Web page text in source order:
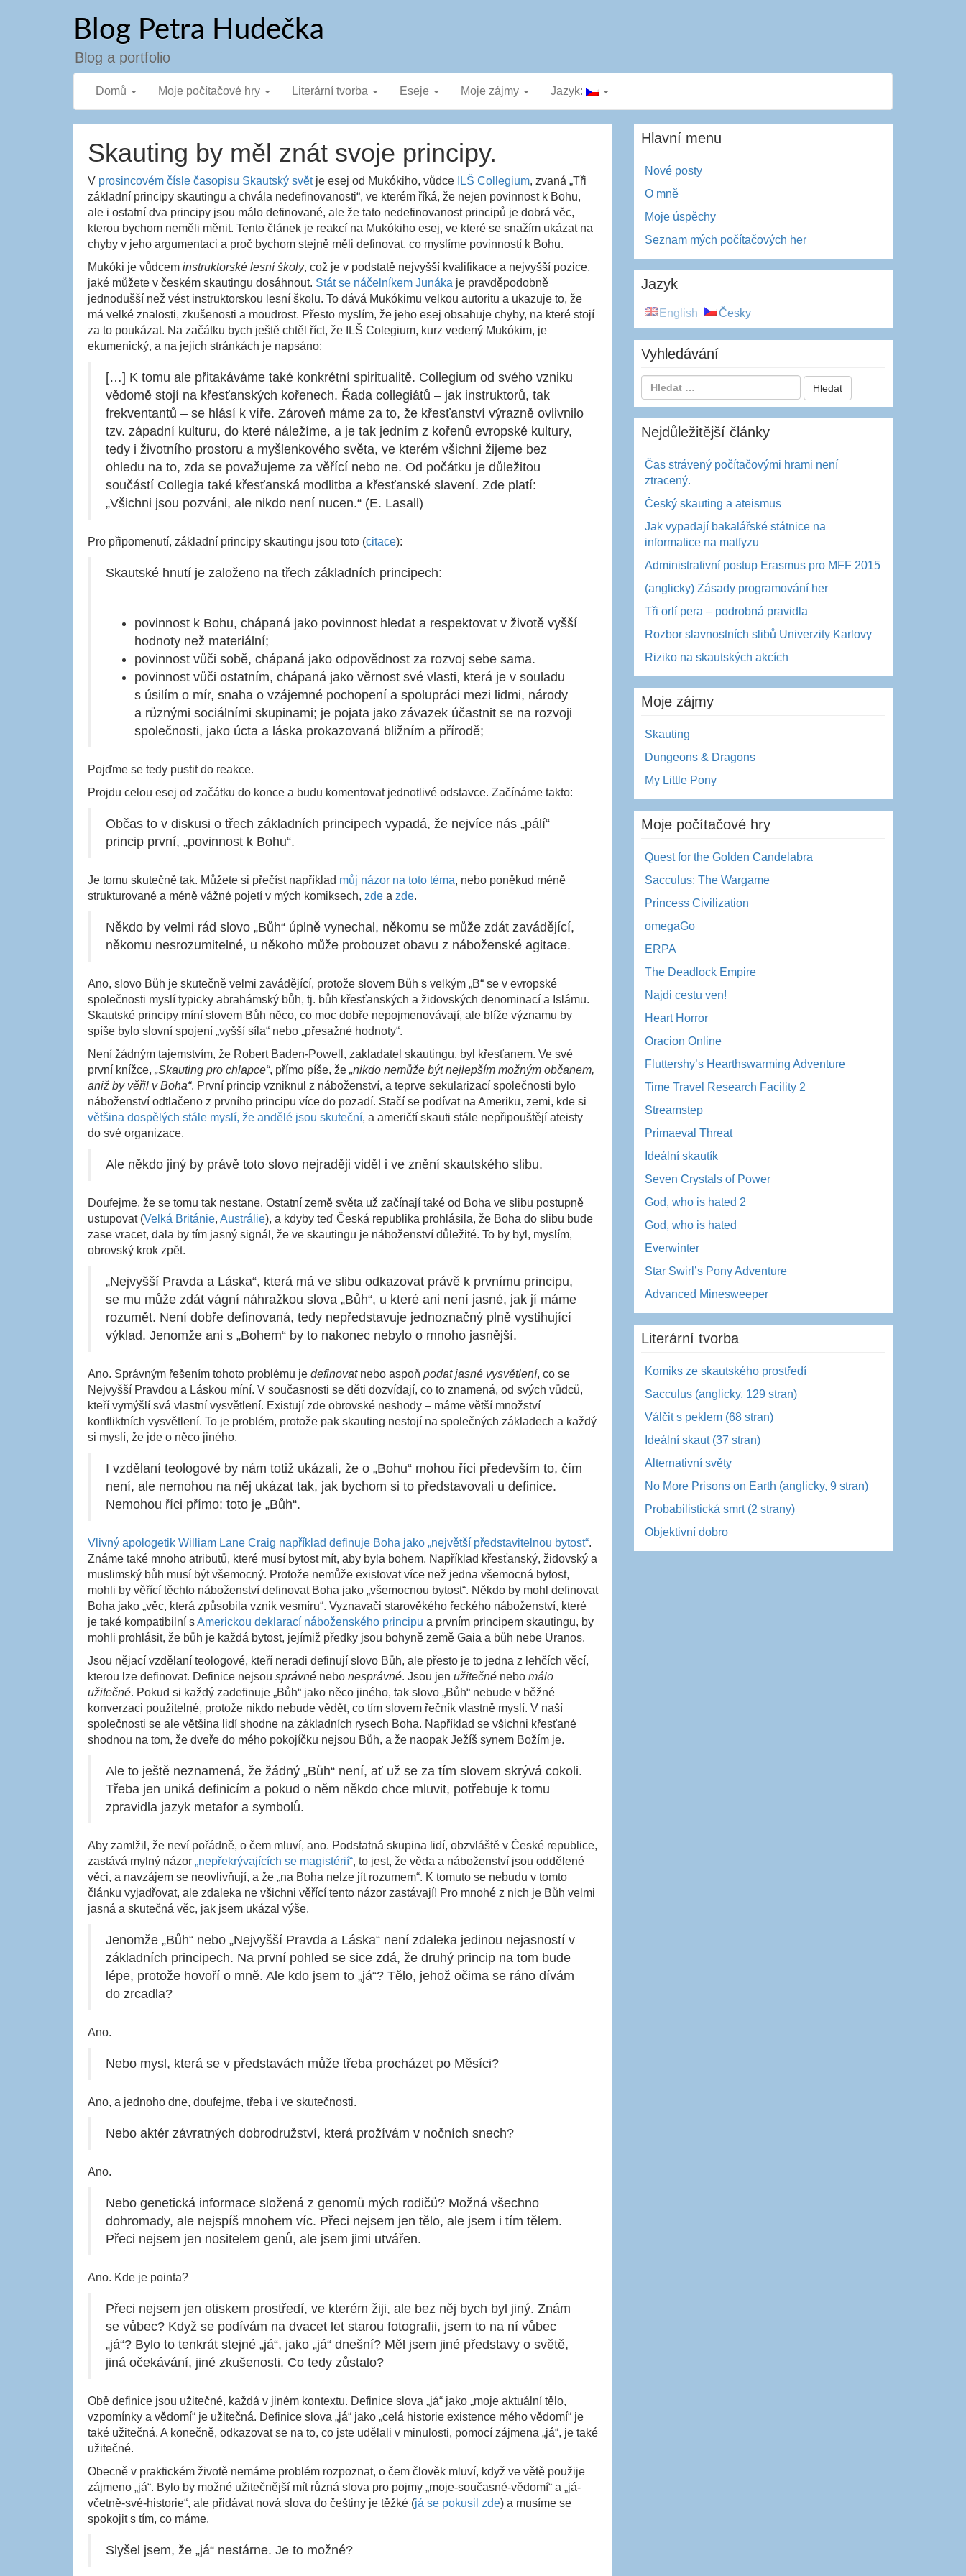
Blog Petra Hudečka
Blog a portfolio
Domů Moje počítačové hry Literární tvorba Eseje Moje zájmy Jazyk:
Skauting by měl znát svoje principy.
V prosincovém čísle časopisu Skautský světje esej od Mukókiho, vůdce ILŠ Collegium, zvaná „Tři
základní principy skautingu a chvála nedefinovanosti“, ve kterém říká, že nejen povinnost k Bohu,
ale i ostatní dva principy jsou málo definované, ale že tato nedefinovanost principů je dobrá věc,
kterou bychom neměli měnit. Tento článek je reakcí na Mukókiho esej, ve které se snažím ukázat na
chyby v jeho argumentaci a proč bychom stejně měli definovat, co myslíme povinností k Bohu.
Mukóki je vůdcem instruktorské lesní školy, což je v podstatě nejvyšší kvalifikace a nejvyšší pozice,
jaké můžete v českém skautingu dosáhnout. Stát se náčelníkem Junáka je pravděpodobně
jednodušší než vést instruktorskou lesní školu. To dává Mukókimu velkou autoritu a ukazuje to, že
má velké znalosti, zkušenosti a moudrost. Přesto myslím, že jeho esej obsahuje chyby, na které stojí
za to poukázat. Na začátku bych ještě chtěl říct, že ILŠ Colegium, kurz vedený Mukókim, je
ekumenický, a na jejich stránkách je napsáno:
[…] K tomu ale přitakáváme také konkrétní spiritualitě. Collegium od svého vzniku
vědomě stojí na křesťanských kořenech. Řada collegiátů – jak instruktorů, tak
frekventantů – se hlásí k víře. Zároveň máme za to, že křesťanství výrazně ovlivnilo
tzv. západní kulturu, do které náležíme, a je tak jedním z kořenů evropské kultury,
tedy i životního prostoru a myšlenkového světa, ve kterém všichni žijeme bez
ohledu na to, zda se považujeme za věřící nebo ne. Od počátku je důležitou
součástí Collegia také křesťanská modlitba a křesťanské slavení. Zde platí:
„Všichni jsou pozváni, ale nikdo není nucen.“ (E. Lasall)
Pro připomenutí, základní principy skautingu jsou toto (citace):
Skautské hnutí je založeno na třech základních principech:
povinnost k Bohu, chápaná jako povinnost hledat a respektovat v životě vyšší
hodnoty než materiální;
povinnost vůči sobě, chápaná jako odpovědnost za rozvoj sebe sama.
povinnost vůči ostatním, chápaná jako věrnost své vlasti, která je v souladu
s úsilím o mír, snaha o vzájemné pochopení a spolupráci mezi lidmi, národy
a různými sociálními skupinami; je pojata jako závazek účastnit se na rozvoji
společnosti, jako úcta a láska prokazovaná bližním a přírodě;
Pojďme se tedy pustit do reakce.
Projdu celou esej od začátku do konce a budu komentovat jednotlivé odstavce. Začínáme takto:
Občas to v diskusi o třech základních principech vypadá, že nejvíce nás „pálí“
princip první, „povinnost k Bohu“.
Je tomu skutečně tak. Můžete si přečíst například můj názor na toto téma, nebo poněkud méně
strukturované a méně vážné pojetí v mých komiksech, zde a zde.
Někdo by velmi rád slovo „Bůh“ úplně vynechal, někomu se může zdát zavádějící,
někomu nesrozumitelné, u někoho může probouzet obavu z náboženské agitace.
Ano, slovo Bůh je skutečně velmi zavádějící, protože slovem Bůh s velkým „B“ se v evropské
společnosti myslí typicky abrahámský bůh, tj. bůh křesťanských a židovských denominací a Islámu.
Skautské principy míní slovem Bůh něco, co moc dobře nepojmenovávají, ale blíže významu by
spíše bylo slovní spojení „vyšší síla“ nebo „přesažné hodnoty“.
Není žádným tajemstvím, že Robert Baden-Powell, zakladatel skautingu, byl křesťanem. Ve své
první knížce, „Skauting pro chlapce“, přímo píše, že „nikdo nemůže být nejlepším možným občanem,
aniž by věřil v Boha“. První princip vzniknul z náboženství, a teprve sekularizací společnosti bylo
náboženství odtlačeno z prvního principu více do pozadí. Stačí se podívat na Ameriku, zemi, kde si
většina dospělých stále myslí, že andělé jsou skuteční, a američtí skauti stále nepřipouštějí ateisty
do své organizace.
Ale někdo jiný by právě toto slovo nejraději viděl i ve znění skautského slibu.
Doufejme, že se tomu tak nestane. Ostatní země světa už začínají také od Boha ve slibu postupně
ustupovat (Velká Británie, Austrálie), a kdyby teď Česká republika prohlásila, že Boha do slibu bude
zase vracet, dala by tím jasný signál, že ve skautingu je náboženství důležité. To by byl, myslím,
obrovský krok zpět.
„Nejvyšší Pravda a Láska“, která má ve slibu odkazovat právě k prvnímu principu,
se mu může zdát vágní náhražkou slova „Bůh“, u které ani není jasné, jak jí máme
rozumět. Není dobře definovaná, tedy nepředstavuje jednoznačný plně vystihující
výklad. Jenomže ani s „Bohem“ by to nakonec nebylo o mnoho jasnější.
Ano. Správným řešením tohoto problému je definovatnebo aspoň podat jasné vysvětlení, co se
Nejvyšší Pravdou a Láskou míní. V současnosti se děti dozvídají, co to znamená, od svých vůdců,
kteří vymýšlí svá vlastní vysvětlení. Existují zde obrovské neshody – máme větší množství
konfliktních vysvětlení. To je problém, protože pak skauting nestojí na společných základech a každý
si myslí, že jde o něco jiného.
I vzdělaní teologové by nám totiž ukázali, že o „Bohu“ mohou říci především to, čím
není, ale nemohou na něj ukázat tak, jak bychom si to představovali u definice.
Nemohou říci přímo: toto je „Bůh“.
Vlivný apologetik William Lane Craig například definuje Boha jako „největší představitelnou bytost“.
Známe také mnoho atributů, které musí bytost mít, aby byla bohem. Například křesťanský, židovský a
muslimský bůh musí být všemocný. Protože nemůže existovat více než jedna všemocná bytost,
mohli by věřící těchto náboženství definovat Boha jako „všemocnou bytost“. Někdo by mohl definovat
Boha jako „věc, která způsobila vznik vesmíru“. Vyznavači starověkého řeckého náboženství, které
je také kompatibilní sAmerickou deklarací náboženského principu a prvním principem skautingu, by
mohli prohlásit, že bůh je každá bytost, jejímiž předky jsou bohyně země Gaia a bůh nebe Uranos.
Jsou nějací vzdělaní teologové, kteří neradi definují slovo Bůh, ale přesto je to jedna z lehčích věcí,
kterou lze definovat. Definice nejsou správné nebo nesprávné. Jsou jen užitečné nebo málo
užitečné. Pokud si každý zadefinuje „Bůh“ jako něco jiného, tak slovo „Bůh“ nebude v běžné
konverzaci použitelné, protože nikdo nebude vědět, co tím slovem řečník vlastně myslí. V naší
společnosti se ale většina lidí shodne na základních rysech Boha. Například se všichni křesťané
shodnou na tom, že dveře do mého pokojíčku nejsou Bůh, a že naopak Ježíš synem Božím je.
Ale to ještě neznamená, že žádný „Bůh“ není, ať už se za tím slovem skrývá cokoli.
Třeba jen uniká definicím a pokud o něm někdo chce mluvit, potřebuje k tomu
zpravidla jazyk metafor a symbolů.
Aby zamlžil, že neví pořádně, o čem mluví, ano. Podstatná skupina lidí, obzvláště v České republice,
zastává mylný názor „nepřekrývajících se magistérií“, to jest, že věda a náboženství jsou oddělené
věci, a navzájem se neovlivňují, a že „na Boha nelze jít rozumem“. K tomuto se nebudu v tomto
článku vyjadřovat, ale zdaleka ne všichni věřící tento názor zastávají! Pro mnohé z nich je Bůh velmi
jasná a skutečná věc, jak jsem ukázal výše.
Jenomže „Bůh“ nebo „Nejvyšší Pravda a Láska“ není zdaleka jedinou nejasností v
základních principech. Na první pohled se sice zdá, že druhý princip na tom bude
lépe, protože hovoří o mně. Ale kdo jsem to „já“? Tělo, jehož očima se ráno dívám
do zrcadla?
Ano.
Nebo mysl, která se v představách může třeba procházet po Měsíci?
Ano, a jednoho dne, doufejme, třeba i ve skutečnosti.
Nebo aktér závratných dobrodružství, která prožívám v nočních snech?
Ano.
Nebo genetická informace složená z genomů mých rodičů? Možná všechno
dohromady, ale nejspíš mnohem víc. Přeci nejsem jen tělo, ale jsem i tím tělem.
Přeci nejsem jen nositelem genů, ale jsem jimi utvářen.
Ano. Kde je pointa?
Přeci nejsem jen otiskem prostředí, ve kterém žiji, ale bez něj bych byl jiný. Znám
se vůbec? Když se podívám na dvacet let starou fotografii, jsem to na ní vůbec
„já“? Bylo to tenkrát stejné „já“, jako „já“ dnešní? Měl jsem jiné představy o světě,
jiná očekávání, jiné zkušenosti. Co tedy zůstalo?
Obě definice jsou užitečné, každá v jiném kontextu. Definice slova „já“ jako „moje aktuální tělo,
vzpomínky a vědomí“ je užitečná. Definice slova „já“ jako „celá historie existence mého vědomí“ je
také užitečná. A konečně, odkazovat se na to, co jste udělali v minulosti, pomocí zájmena „já“, je také
užitečné.
Obecně v praktickém životě nemáme problém rozpoznat, o čem člověk mluví, když ve větě použije
zájmeno „já“. Bylo by možné užitečnější mít různá slova pro pojmy „moje-současné-vědomí“ a „já-
včetně-své-historie“, ale přidávat nová slova do češtiny je těžké (já se pokusil zde) a musíme se
spokojit s tím, co máme.
Slyšel jsem, že „já“ nestárne. Je to možné?
Hlavní menu
Nové posty
O mně
Moje úspěchy
Seznam mých počítačových her
Jazyk
English Česky
Vyhledávání
Nejdůležitější články
Čas strávený počítačovými hrami není
ztracený.
Český skauting a ateismus
Jak vypadají bakalářské státnice na
informatice na matfyzu
Administrativní postup Erasmus pro MFF 2015
(anglicky) Zásady programování her
Tři orlí pera – podrobná pravidla
Rozbor slavnostních slibů Univerzity Karlovy
Riziko na skautských akcích
Moje zájmy
Skauting
Dungeons & Dragons
My Little Pony
Moje počítačové hry
Quest for the Golden Candelabra
Sacculus: The Wargame
Princess Civilization
omegaGo
ERPA
The Deadlock Empire
Najdi cestu ven!
Heart Horror
Oracion Online
Fluttershy’s Hearthswarming Adventure
Time Travel Research Facility 2
Streamstep
Primaeval Threat
Ideální skautík
Seven Crystals of Power
God, who is hated 2
God, who is hated
Everwinter
Star Swirl’s Pony Adventure
Advanced Minesweeper
Literární tvorba
Komiks ze skautského prostředí
Sacculus (anglicky, 129 stran)
Válčit s peklem (68 stran)
Ideální skaut (37 stran)
Alternativní světy
No More Prisons on Earth (anglicky, 9 stran)
Probabilistická smrt (2 strany)
Objektivní dobro